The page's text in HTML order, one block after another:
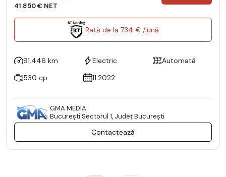
41.850 € NET
Rată de la 734 € /lună
91.446 km Electric
Automată
530 cp
11.2022
GMA MEDIA
Bucureşti Sectorul 1, Județ București
Contactează